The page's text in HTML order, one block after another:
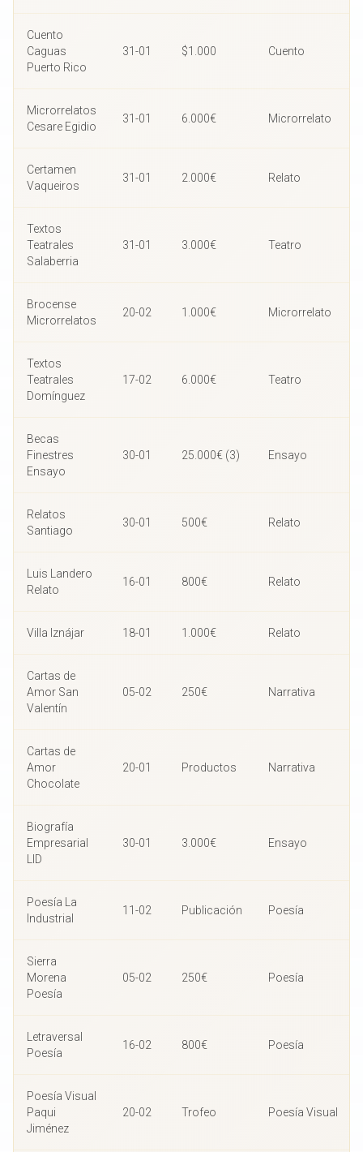
Cuento
Caguas
Puerto Rico
31-01 $1.000 Cuento
Microrrelatos
Cesare Egidio
31-01 6.000€ Microrrelato
Certamen
Vaqueiros
31-01 2.000€ Relato
Textos
Teatrales
Salaberria
31-01 3.000€ Teatro
Brocense
Microrrelatos
20-02 1.000€ Microrrelato
Textos
Teatrales
Domínguez
17-02 6.000€ Teatro
Becas
Finestres
Ensayo
30-01 25.000€ (3) Ensayo
Relatos
Santiago
30-01 500€ Relato
Luis Landero
Relato
16-01 800€ Relato
Villa Iznájar 18-01 1.000€ Relato
Cartas de
Amor San
Valentín
05-02 250€ Narrativa
Cartas de
Amor
Chocolate
20-01 Productos Narrativa
Biografía
Empresarial
LID
30-01 3.000€ Ensayo
Poesía La
Industrial
11-02 Publicación Poesía
Sierra
Morena
Poesía
05-02 250€ Poesía
Letraversal
Poesía
16-02 800€ Poesía
Poesía Visual
Paqui
Jiménez
20-02 Trofeo Poesía Visual